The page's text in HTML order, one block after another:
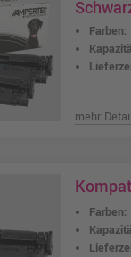
Farben:
mehr
Farben: